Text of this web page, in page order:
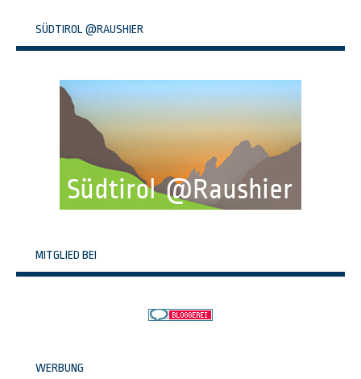
SÜDTIROL @RAUSHIER
MITGLIED BEI
WERBUNG